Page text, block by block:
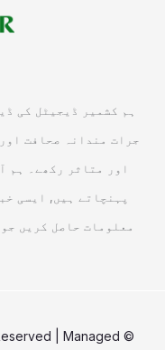
ہم کشمیر ڈیجیٹل کی
جرات مندانہ صحافت
اور متاثر رکھے۔ ہم
پہنچاتے ہیں, ایسی
معلومات حاصل کریں
| Managed